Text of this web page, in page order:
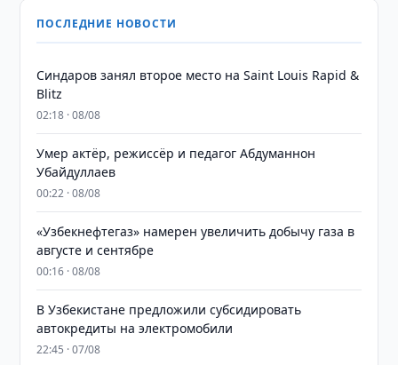
ПОСЛЕДНИЕ НОВОСТИ
Синдаров занял второе место на Saint Louis Rapid &
Blitz
02:18 · 08/08
Умер актёр, режиссёр и педагог Абдуманнон
Убайдуллаев
00:22 · 08/08
«Узбекнефтегаз» намерен увеличить добычу газа в
августе и сентябре
00:16 · 08/08
В Узбекистане предложили субсидировать
автокредиты на электромобили
22:45 · 07/08